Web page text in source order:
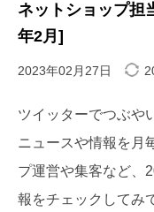
ネットショップ担
年2月]
2023年02月27日
ツイッターでつぶや
ニュースや情報を月
プ運営や集客など、
報をチェックしてみ